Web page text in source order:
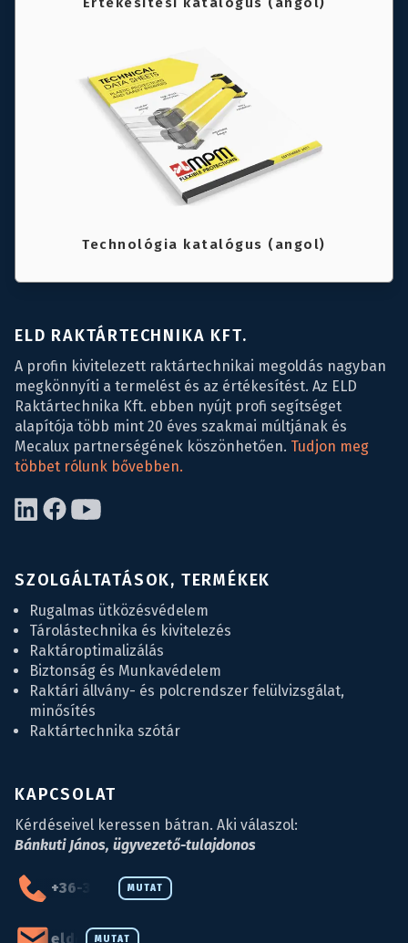
Technológia katalógus (angol)
ELD RAKTÁRTECHNIKA KFT.
A profin kivitelezett raktártechnikai megoldás nagyban
megkönnyíti a termelést és az értékesítést. Az ELD
Raktártechnika Kft. ebben nyújt profi segítséget
alapítója több mint 20 éves szakmai múltjának és
Mecalux partnerségének köszönhetően. Tudjon meg
többet rólunk bővebben.
SZOLGÁLTATÁSOK, TERMÉKEK
Rugalmas ütközésvédelem
Tárolástechnika és kivitelezés
Raktároptimalizálás
Biztonság és Munkavédelem
Raktári állvány- és polcrendszer felülvizsgálat,
minősítés
Raktártechnika szótár
KAPCSOLAT
Kérdéseivel keressen bátran. Aki válaszol:
Bánkuti János, ügyvezető-tulajdonos
MUTAT
+36-34-590-027
MUTAT
eld@eld.hu